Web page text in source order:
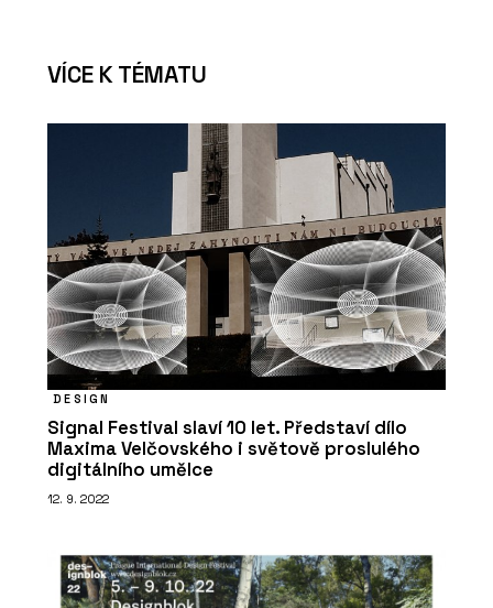
VÍCE K TÉMATU
DESIGN
Signal Festival slaví 10 let. Představí dílo
Maxima Velčovského i světově proslulého
digitálního umělce
12. 9. 2022